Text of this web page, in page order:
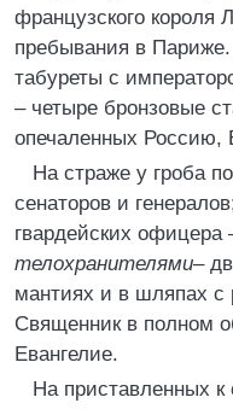
французского короля
пребывания в
табуреты с
– четыре бронзовые
опечаленных Россию,
На страже у гроба
сенаторов и
гвардейских офицера
телохранителями–
мантиях и в шляпах
Священник в полном
Евангелие.
На приставленных